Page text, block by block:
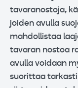
tavaranostoja,
joiden avulla
mahdollistaa
tavaran nostoa
avulla voidaan
suorittaa